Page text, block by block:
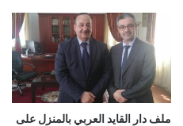
ملف دار القايد العربي بالمنزل على